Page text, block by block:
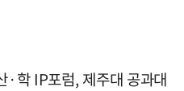
학 IP포럼, 제주대 공과대